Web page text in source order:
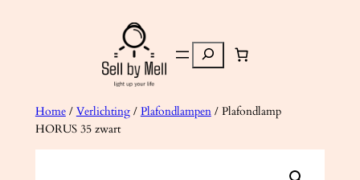
Zoeken
Home/ Verlichting/ Plafondlampen/ Plafondlamp
HORUS 35 zwart